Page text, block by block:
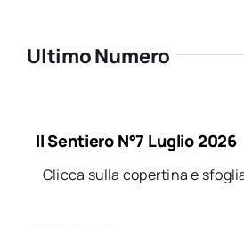
Ultimo Numero
Il Sentiero N°7 Luglio 2026
Clicca sulla copertina e